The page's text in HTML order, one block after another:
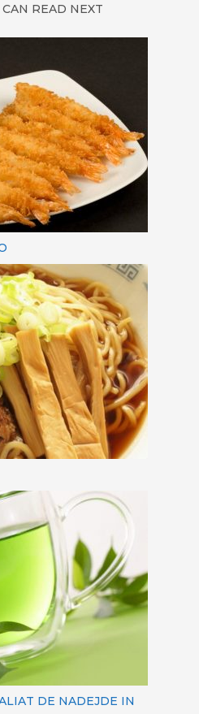
READ NEXT
DE NADEJDE IN